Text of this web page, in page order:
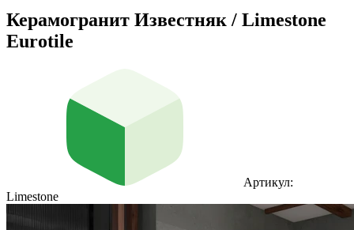
Керамогранит Известняк / Limestone
Eurotile
Артикул:
Limestone